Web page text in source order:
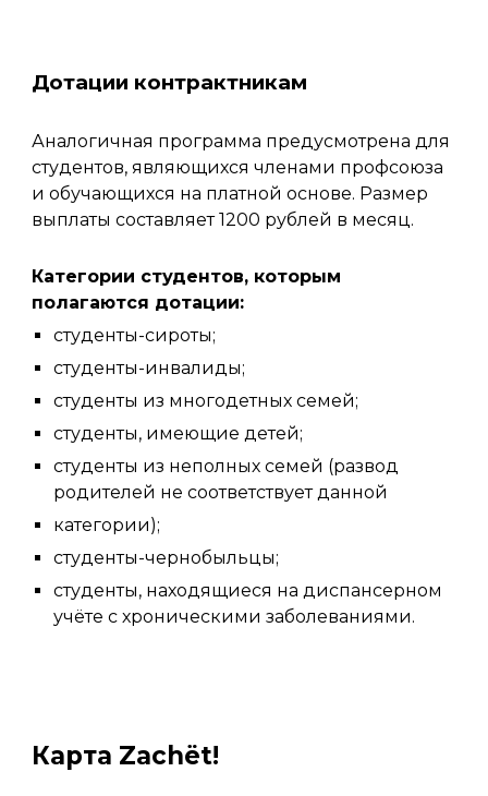
Дотации контрактникам
Аналогичная программа предусмотрена для
студентов, являющихся членами профсоюза
и обучающихся на платной основе. Размер
выплаты составляет 1200 рублей в месяц.
Категории студентов, которым
полагаются дотации:
студенты-сироты;
студенты-инвалиды;
студенты из многодетных семей;
студенты, имеющие детей;
студенты из неполных семей (развод
родителей не соответствует данной
категории);
студенты-чернобыльцы;
студенты, находящиеся на диспансерном
учёте с хроническими заболеваниями.
Карта Zachёt!